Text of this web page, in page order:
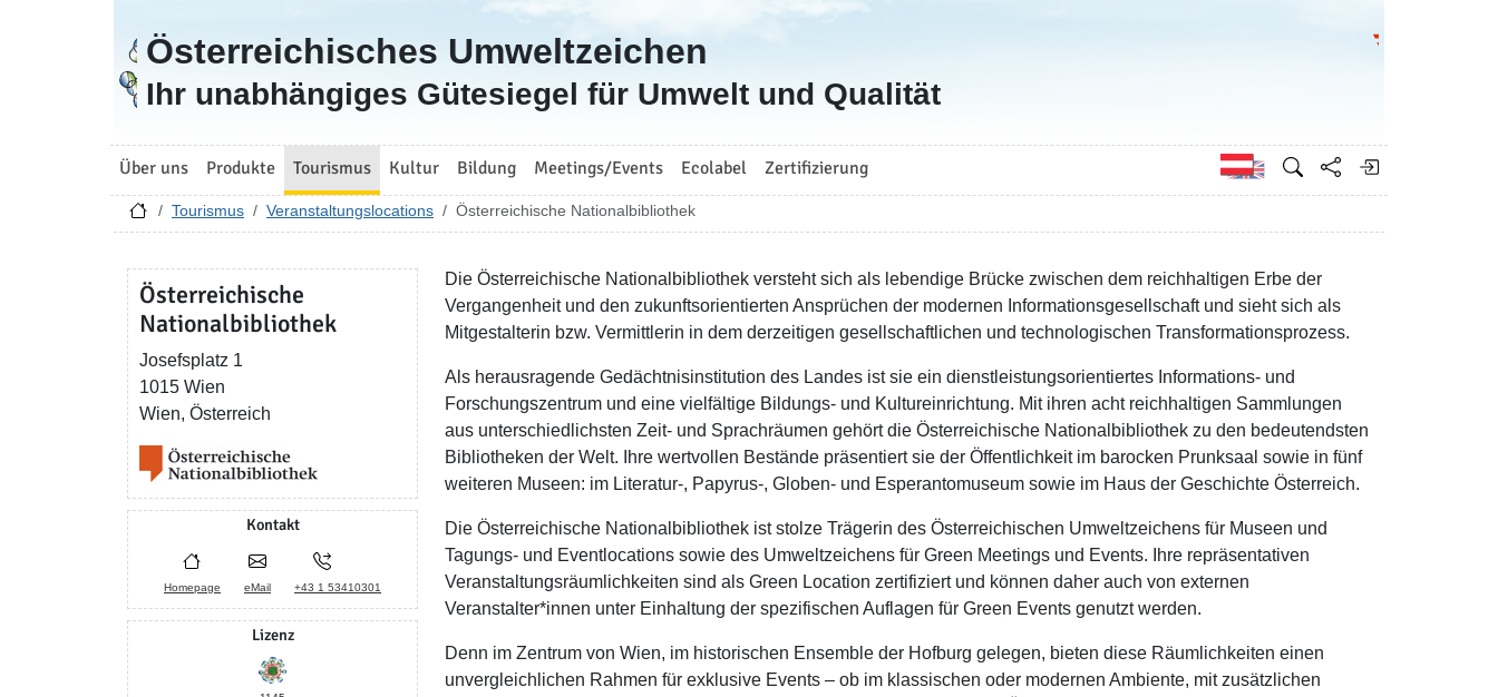
Zur Startseite
Österreichisches Umweltzeichen
Ihr unabhängiges Gütesiegel für Umwelt und Qualität
Über uns Produkte Tourismus Kultur Bildung Meetings/Events Ecolabel Zertifizierung Englisch
Tourismus Veranstaltungslocations Österreichische Nationalbibliothek
Österreichische
Nationalbibliothek
Josefsplatz 1
1015 Wien
Wien, Österreich
Kontakt
Homepage eMail +43 1 53410301
Lizenz
Die Österreichische Nationalbibliothek versteht sich als lebendige Brücke zwischen dem reichhaltigen Erbe der
Vergangenheit und den zukunftsorientierten Ansprüchen der modernen Informationsgesellschaft und sieht sich als
Mitgestalterin bzw. Vermittlerin in dem derzeitigen gesellschaftlichen und technologischen Transformationsprozess.
Als herausragende Gedächtnisinstitution des Landes ist sie ein dienstleistungsorientiertes Informations- und
Forschungszentrum und eine vielfältige Bildungs- und Kultureinrichtung. Mit ihren acht reichhaltigen Sammlungen
aus unterschiedlichsten Zeit- und Sprachräumen gehört die Österreichische Nationalbibliothek zu den bedeutendsten
Bibliotheken der Welt. Ihre wertvollen Bestände präsentiert sie der Öffentlichkeit im barocken Prunksaal sowie in fünf
weiteren Museen: im Literatur-, Papyrus-, Globen- und Esperantomuseum sowie im Haus der Geschichte Österreich.
Die Österreichische Nationalbibliothek ist stolze Trägerin des Österreichischen Umweltzeichens für Museen und
Tagungs- und Eventlocations sowie des Umweltzeichens für Green Meetings und Events. Ihre repräsentativen
Veranstaltungsräumlichkeiten sind als Green Location zertifiziert und können daher auch von externen
Veranstalter*innen unter Einhaltung der spezifischen Auflagen für Green Events genutzt werden.
Denn im Zentrum von Wien, im historischen Ensemble der Hofburg gelegen, bieten diese Räumlichkeiten einen
unvergleichlichen Rahmen für exklusive Events – ob im klassischen oder modernen Ambiente, mit zusätzlichen